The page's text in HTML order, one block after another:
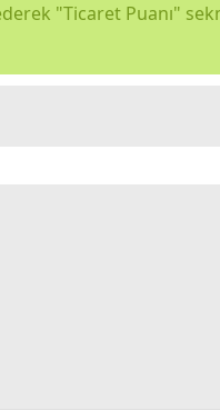
"Ticaret Puanı"